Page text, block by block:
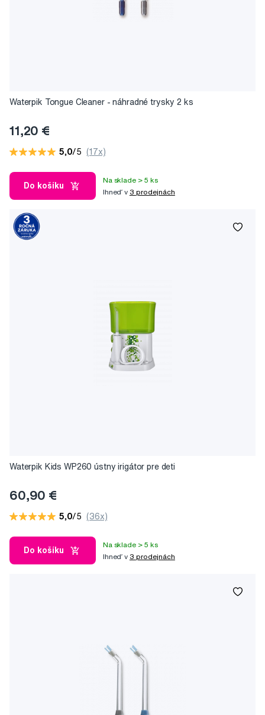
Waterpik Tongue Cleaner - náhradné trysky 2 ks
11,20 €
5,0/5 (17x)
Do košíku
Na sklade > 5 ks
Ihneď v 3 prodejnách
Waterpik Kids WP260 ústny irigátor pre deti
60,90 €
5,0/5 (36x)
Do košíku
Na sklade > 5 ks
Ihneď v 3 prodejnách